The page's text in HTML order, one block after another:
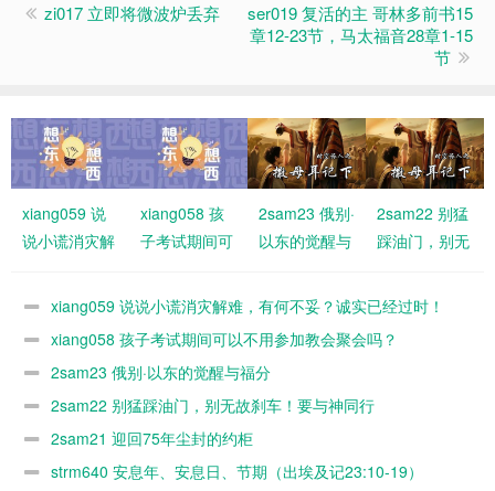
zi017 立即将微波炉丢弃
ser019 复活的主 哥林多前书15
章12-23节，马太福音28章1-15
节
xiang059 说
说小谎消灾解
xiang058 孩
子考试期间可
会聚会吗？
2sam23 俄别·
以东的觉醒与
2sam22 别猛
踩油门，别无
神同行
xiang059 说说小谎消灾解难，有何不妥？诚实已经过时！
xiang058 孩子考试期间可以不用参加教会聚会吗？
2sam23 俄别·以东的觉醒与福分
2sam22 别猛踩油门，别无故刹车！要与神同行
2sam21 迎回75年尘封的约柜
strm640 安息年、安息日、节期（出埃及记23:10-19）